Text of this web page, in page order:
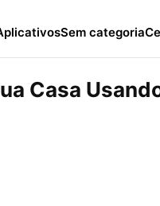
Sem categoria
Casa